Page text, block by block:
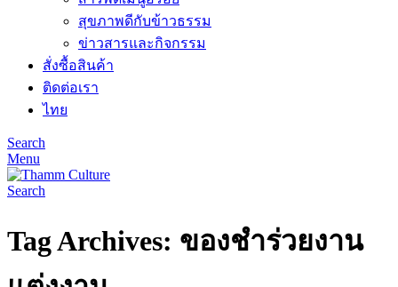
สุขภาพดีกับข้าวธรรม
ข่าวสารและกิจกรรม
สั่งซื้อสินค้า
ติดต่อเรา
ไทย
Search
Menu
Search
Tag Archives: ของชำร่วยงาน